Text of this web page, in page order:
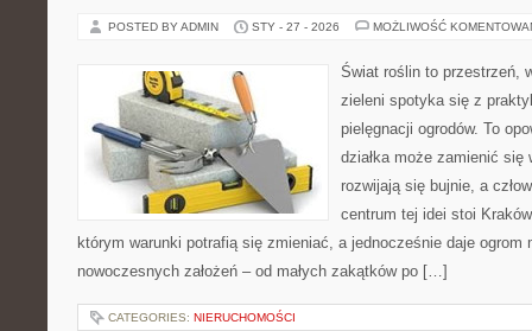
POSTED BY ADMIN STY - 27 - 2026 MOŻLIWOŚĆ
Świat roślin to przestrzeń,
zieleni spotyka się z
pielęgnacji ogrodów. To
działka może zamienić
rozwijają się bujnie, a
centrum tej idei stoi
którym warunki potrafią się zmieniać, a jednocześnie daje ogrom
nowoczesnych założeń – od małych zakątków po […]
CATEGORIES: NIERUCHOMOŚCI